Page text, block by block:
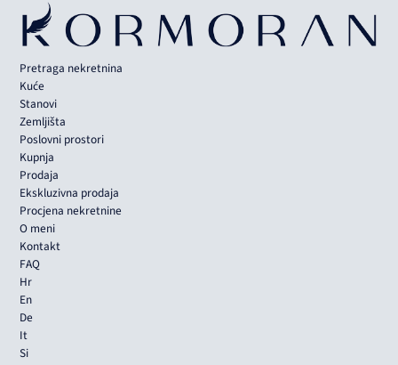
Pretraga nekretnina
Kuće
Stanovi
Zemljišta
Poslovni prostori
Kupnja
Prodaja
Ekskluzivna prodaja
Procjena nekretnine
O meni
Kontakt
FAQ
Hr
En
De
It
Si